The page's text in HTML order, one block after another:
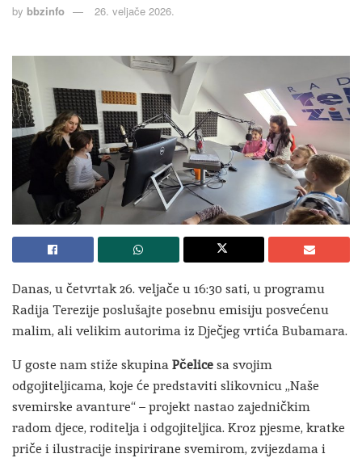
by bbzinfo 26. veljače 2026.
Danas, u četvrtak 26. veljače u 16:30 sati, u programu
Radija Terezije poslušajte posebnu emisiju posvećenu
malim, ali velikim autorima iz Dječjeg vrtića Bubamara.
U goste nam stiže skupinaPčelicesa svojim
odgojiteljicama, koje će predstaviti slikovnicu „Naše
svemirske avanture“ – projekt nastao zajedničkim
radom djece, roditelja i odgojiteljica. Kroz pjesme, kratke
priče i ilustracije inspirirane svemirom, zvijezdama i